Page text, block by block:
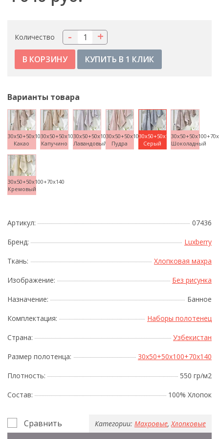
Количество +
-
КУПИТЬ В 1 КЛИК
Варианты товара
30x50+50x100+70x140
Какао
30x50+50x100+70x140
Капучино
30x50+50x100+70x140
Лавандовый
30x50+50x100+70x140
Пудра
30x50+50x100+70x140
Серый
Шоколадный
30x50+50x100+70x140
Кремовый
Артикул: 07436
Бренд: Luxberry
Ткань: Хлопковая махра
Изображение: Без рисунка
Назначение: Банное
Комплектация: Наборы полотенец
Страна: Узбекистан
Размер полотенца: 30x50+50x100+70x140
Плотность: 550 гр/м2
Состав: 100% Хлопок
Сравнить Категории: Махровые, Хлопковые